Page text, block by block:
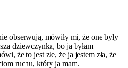
obserwują, mówiły mi, że one były
dziewczynka, bo ja byłam
że to jest złe, że ja jestem zła, że
ruchu, który ja mam.